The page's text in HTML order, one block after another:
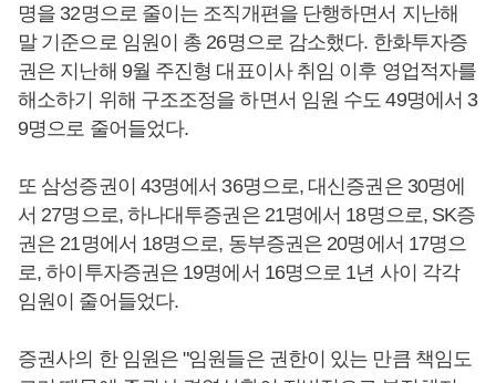
명을 32명으로 줄이는 조직개편을 단행하면서 지난해
말 기준으로 임원이 총 26명으로 감소했다. 한화투자증
권은 지난해 9월 주진형 대표이사 취임 이후 영업적자를
해소하기 위해 구조조정을 하면서 임원 수도 49명에서 3
9명으로 줄어들었다.
또 삼성증권이 43명에서 36명으로, 대신증권은 30명에
서 27명으로, 하나대투증권은 21명에서 18명으로, SK증
권은 21명에서 18명으로, 동부증권은 20명에서 17명으
로, 하이투자증권은 19명에서 16명으로 1년 사이 각각
임원이 줄어들었다.
증권사의 한 임원은 "임원들은 권한이 있는 만큼 책임도